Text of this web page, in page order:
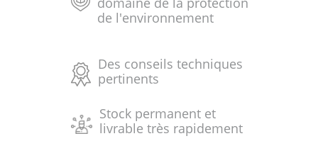
de l'environnement
Des conseils techniques
pertinents
Stock permanent et
livrable très rapidement